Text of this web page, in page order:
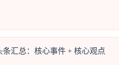
条汇总：核心事件 + 核心观点